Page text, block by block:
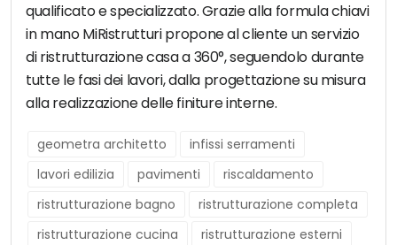
qualificato e specializzato. Grazie alla formula chiavi
in mano MiRistrutturi propone al cliente un servizio
di ristrutturazione casa a 360°, seguendolo durante
tutte le fasi dei lavori, dalla progettazione su misura
alla realizzazione delle finiture interne.
geometra architetto
infissi serramenti
lavori edilizia
pavimenti
riscaldamento
ristrutturazione bagno
ristrutturazione completa
ristrutturazione cucina
ristrutturazione esterni